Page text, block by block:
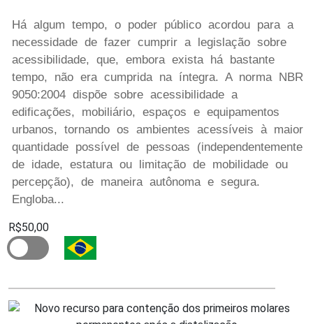
Há algum tempo, o poder público acordou para a
necessidade de fazer cumprir a legislação sobre
acessibilidade, que, embora exista há bastante
tempo, não era cumprida na íntegra. A norma NBR
9050:2004 dispõe sobre acessibilidade a
edificações, mobiliário, espaços e equipamentos
urbanos, tornando os ambientes acessíveis à maior
quantidade possível de pessoas (independentemente
de idade, estatura ou limitação de mobilidade ou
percepção), de maneira autônoma e segura.
Engloba...
R$50,00